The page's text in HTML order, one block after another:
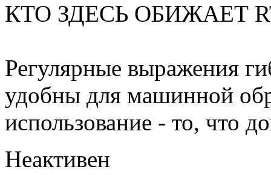
КТО ЗДЕСЬ ОБИЖАЕТ
Регулярные выражения
удобны для машинной
использование - то, что
Неактивен